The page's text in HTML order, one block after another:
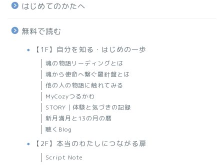
はじめてのかたへ
無料で読む
【1F】自分を知る・はじめの一歩
魂の物語リーディングとは
魂から使命へ繋ぐ羅針盤とは
他の人の物語に触れてみる
MyCozyつるかわ
STORY｜体験と気づきの記録
新月満月と13の月の暦
聴くBlog
【2F】本当のわたしにつながる扉
Script Note